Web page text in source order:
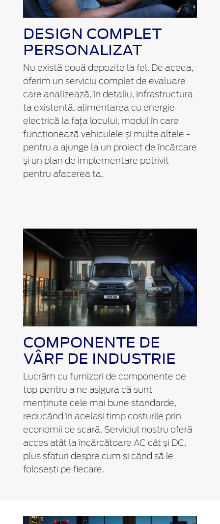
DESIGN COMPLET
PERSONALIZAT
Nu există două depozite la fel. De aceea,
oferim un serviciu complet de evaluare
care analizează, în detaliu, infrastructura
ta existentă, alimentarea cu energie
electrică la fața locului, modul în care
funcționează vehiculele și multe altele -
pentru a ajunge la un proiect de încărcare
și un plan de implementare potrivit
pentru afacerea ta.
COMPONENTE DE
VÂRF DE INDUSTRIE
Lucrăm cu furnizori de componente de
top pentru a ne asigura că sunt
menținute cele mai bune standarde,
reducând în același timp costurile prin
economii de scară. Serviciul nostru oferă
acces atât la încărcătoare AC cât și DC,
plus sfaturi despre cum și când să le
folosești pe fiecare.